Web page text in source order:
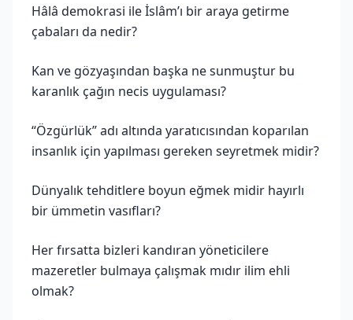
Hâlâ demokrasi ile İslâm’ı bir araya getirme
çabaları da nedir?
Kan ve gözyaşından başka ne sunmuştur bu
karanlık çağın necis uygulaması?
“Özgürlük” adı altında yaratıcısından koparılan
insanlık için yapılması gereken seyretmek midir?
Dünyalık tehditlere boyun eğmek midir hayırlı
bir ümmetin vasıfları?
Her fırsatta bizleri kandıran yöneticilere
mazeretler bulmaya çalışmak mıdır ilim ehli
olmak?